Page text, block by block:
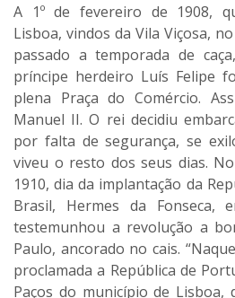
A 1º de fevereiro de 1908,
Lisboa, vindos da Vila Viçosa,
passado a temporada de
príncipe herdeiro Luís Felipe
plena Praça do Comércio.
Manuel II. O rei decidiu
por falta de segurança, se
viveu o resto dos seus dias.
1910, dia da implantação da
Brasil, Hermes da Fonseca,
testemunhou a revolução a
Paulo, ancorado no cais.
proclamada a República de
Paços do município de Lisboa,